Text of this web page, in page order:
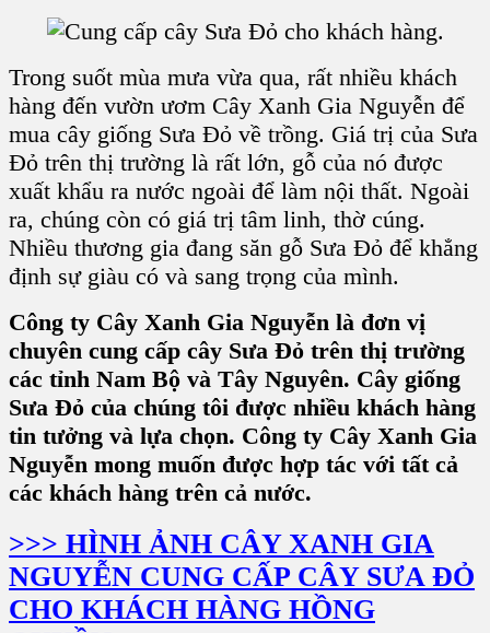
Trong suốt mùa mưa vừa qua, rất nhiều khách
hàng đến vườn ươm Cây Xanh Gia Nguyễn để
mua cây giống Sưa Đỏ về trồng. Giá trị của Sưa
Đỏ trên thị trường là rất lớn, gỗ của nó được
xuất khẩu ra nước ngoài để làm nội thất. Ngoài
ra, chúng còn có giá trị tâm linh, thờ cúng.
Nhiều thương gia đang săn gỗ Sưa Đỏ để khẳng
định sự giàu có và sang trọng của mình.
Công ty Cây Xanh Gia Nguyễn là đơn vị
chuyên cung cấp cây Sưa Đỏ trên thị trường
các tỉnh Nam Bộ và Tây Nguyên. Cây giống
Sưa Đỏ của chúng tôi được nhiều khách hàng
tin tưởng và lựa chọn. Công ty Cây Xanh Gia
Nguyễn mong muốn được hợp tác với tất cả
các khách hàng trên cả nước.
>>> HÌNH ẢNH CÂY XANH GIA
NGUYỄN CUNG CẤP CÂY SƯA ĐỎ
CHO KHÁCH HÀNG HỒNG